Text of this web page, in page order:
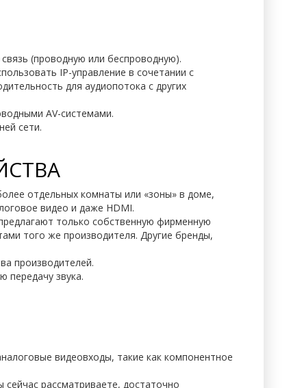
(проводную или беспроводную).
IP-управление в сочетании с
для аудиопотока с других
AV-системами.
сети.
отдельных комнаты или «зоны» в доме,
видео и даже HDMI.
только собственную фирменную
того же производителя. Другие бренды,
производителей.
передачу звука.
видеовходы, такие как компонентное
сейчас рассматриваете, достаточно